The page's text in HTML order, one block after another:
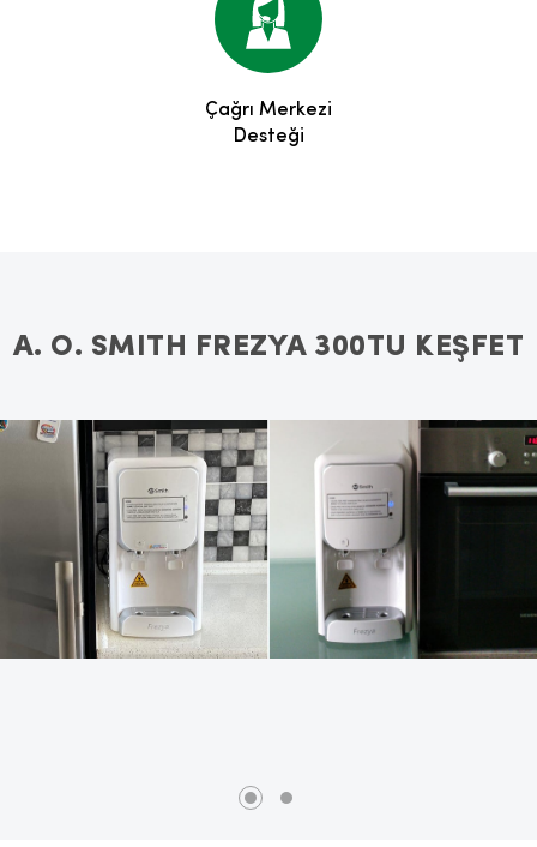
Çağrı Merkezi
Desteği
A. O. SMITH FREZYA 300TU KEŞFET